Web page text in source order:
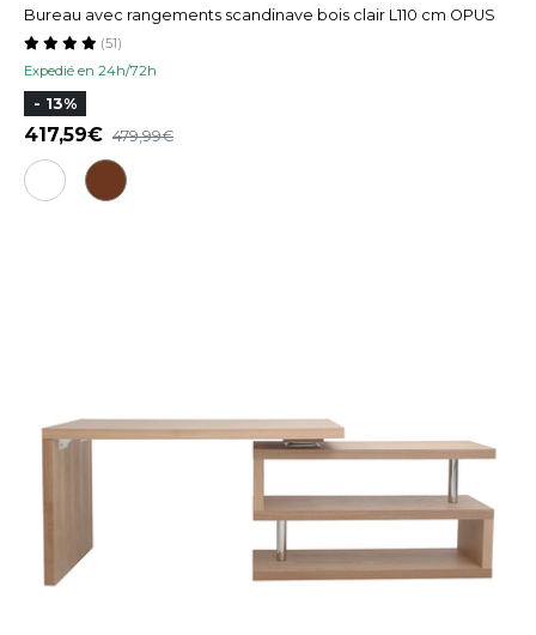
Bureau avec rangements scandinave bois clair L110 cm OPUS
Expedié en 24h/72h
(51)
- 13%
417,59 479,99